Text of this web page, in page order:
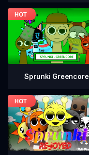
Sprunki Greencore